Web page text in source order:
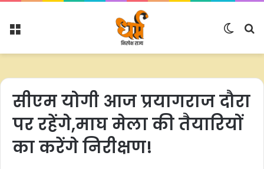
Menu
Switch
सीएम योगी आज प्रयागराज दौरा
पर रहेंगे,माघ मेला की तैयारियों
का करेंगे निरीक्षण!